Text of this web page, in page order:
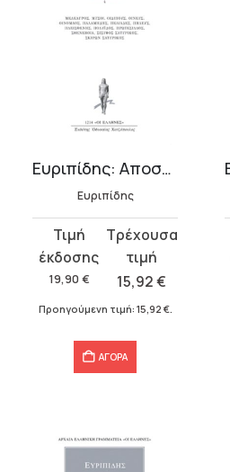
Ευριπίδης: Αποσπάσματα 4
Ευριπίδης
19,90 €
Original
price
was:
19,90 €.
15,92€
τρέχουσα
τιμή
είναι:
Προηγούμενη τιμή: 15,92 €.
ΑΓΟΡΑ